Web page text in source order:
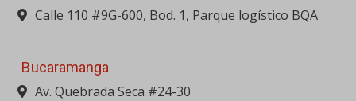
Calle 110 #9G-600, Bod. 1, Parque logístico BQA
Bucaramanga
Av. Quebrada Seca #24-30